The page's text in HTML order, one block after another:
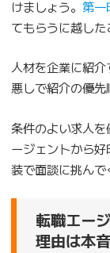
けましょう。 第一
てもらうに越した
人材を企業に紹
悪しで紹介の優先
条件のよい求人
ージェントから
装で面談に挑んで
転職エー
理由は本